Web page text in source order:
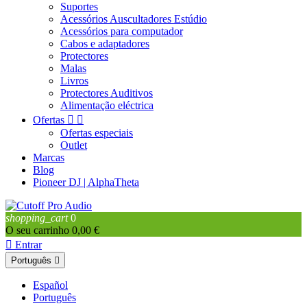
Suportes
Acessórios Auscultadores Estúdio
Acessórios para computador
Cabos e adaptadores
Protectores
Malas
Livros
Protectores Auditivos
Alimentação eléctrica
Ofertas  
Ofertas especiais
Outlet
Marcas
Blog
Pioneer DJ | AlphaTheta
shopping_cart 0
O seu carrinho 0,00 €
 Entrar
Português 
Español
Português